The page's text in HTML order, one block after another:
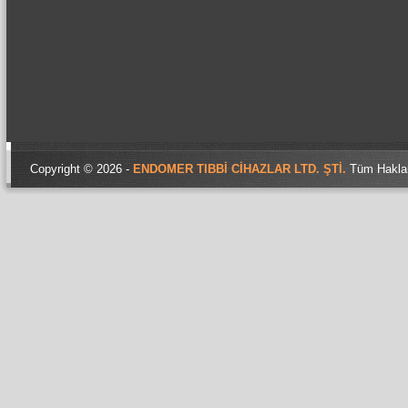
Copyright © 2026 - ENDOMER TIBBİ CİHAZLAR LTD. ŞTİ. Tüm